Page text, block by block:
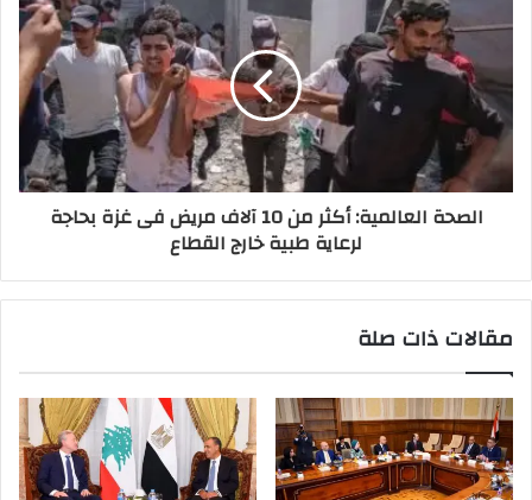
الصحة العالمية: أكثر من 10 آلاف مريض فى غزة بحاجة
لرعاية طبية خارج القطاع
مقالات ذات صلة